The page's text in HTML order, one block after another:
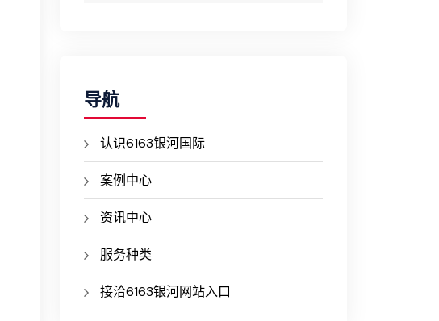
导航
认识6163银河国际
案例中心
资讯中心
服务种类
接洽6163银河网站入口